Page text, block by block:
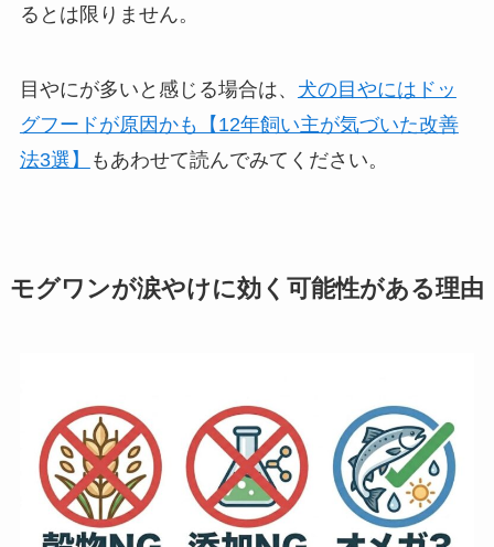
るとは限りません。
目やにが多いと感じる場合は、 犬の目やにはドッ
グフードが原因かも【12年飼い主が気づいた改善
法3選】
もあわせて読んでみてください。
モグワンが涙やけに効く可能性がある理由